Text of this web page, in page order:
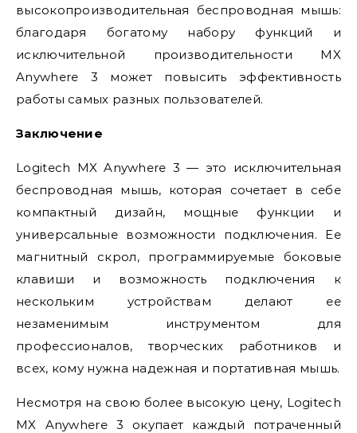
высокопроизводительная беспроводная мышь:
благодаря богатому набору функций и
исключительной производительности MX
Anywhere 3 может повысить эффективность
работы самых разных пользователей.
Заключение
Logitech MX Anywhere 3 — это исключительная
беспроводная мышь, которая сочетает в себе
компактный дизайн, мощные функции и
универсальные возможности подключения. Ее
магнитный скрол, программируемые боковые
клавиши и возможность подключения к
нескольким устройствам делают ее
незаменимым инструментом для
профессионалов, творческих работников и
всех, кому нужна надежная и портативная мышь.
Несмотря на свою более высокую цену, Logitech
MX Anywhere 3 окупает каждый потраченный